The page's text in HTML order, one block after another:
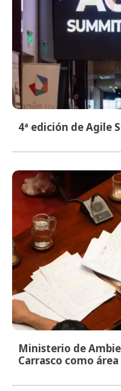
4ª edición de Agile
Ministerio de
Carrasco como